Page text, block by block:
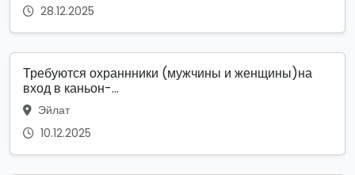
28.12.2025
Требуются охраннники (мужчины и женщины)на
вход в каньон-...
Эйлат
10.12.2025